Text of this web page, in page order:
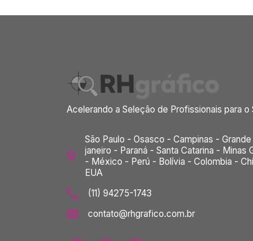
Acelerando a Seleção de Profissionais para o
São Paulo - Osasco - Campinas -
janeiro - Paraná - Santa Catarina - Minas
- México - Perú - Bolívia - Colombia -
EUA
(11) 94275-1743
contato@rhgrafico.com.br